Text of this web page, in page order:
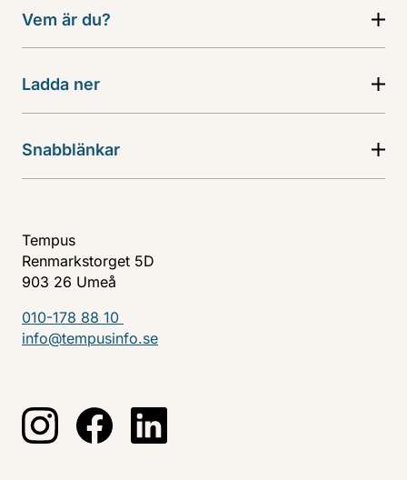
Vem är du?
Ladda ner
Snabblänkar
Tempus
Renmarkstorget 5D
903 26 Umeå
010-178 88 10
info@tempusinfo.se